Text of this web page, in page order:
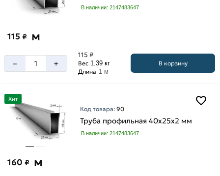
В наличии: 2147483647
115 ₽ м
– +
115 ₽
Вес 1.39 кг
Длина 1 м
В корзину
Хит
Код товара:90
Труба профильная 40х25х2 мм
В наличии: 2147483647
160 ₽ м